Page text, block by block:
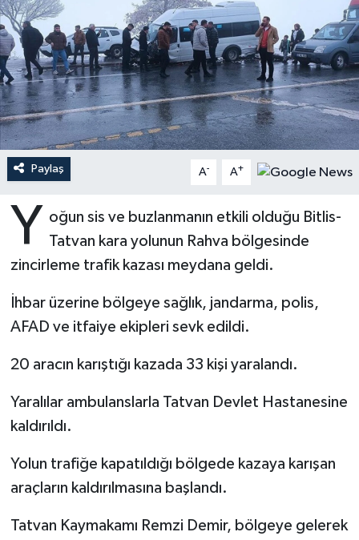
Paylaş A- A+
Y oğun sis ve buzlanmanın etkili olduğu Bitlis-
Tatvan kara yolunun Rahva bölgesinde
zincirleme trafik kazası meydana geldi.
İhbar üzerine bölgeye sağlık, jandarma, polis,
AFAD ve itfaiye ekipleri sevk edildi.
20 aracın karıştığı kazada 33 kişi yaralandı.
Yaralılar ambulanslarla Tatvan Devlet Hastanesine
kaldırıldı.
Yolun trafiğe kapatıldığı bölgede kazaya karışan
araçların kaldırılmasına başlandı.
Tatvan Kaymakamı Remzi Demir, bölgeye gelerek
Ardahan Müftülüğü
Artvin Müftülüğü
Aydın Müftülüğü
Balıkesir Müftülüğü
Batman Müftülüğü
Bayburt Müftülüğü
Bilecik Müftülüğü
Bingöl Müftülüğü
Bitlis Müftülüğü
Bursa Müftülüğü
Kudüs
Kurban
Mukabele
Peygamberimizin Hayatı
Sahabeler
Zekat
Hutbeler
DİYANET AKADEMİ
DİYANET GENÇLİK
DİYANET RADYO/TV
Dünya
Eğitim
Kültür-Sanat
Sağlık
Duyurular